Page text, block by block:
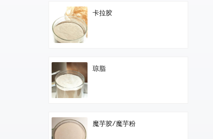
卡拉胶
琼脂
魔芋胶/魔芋粉